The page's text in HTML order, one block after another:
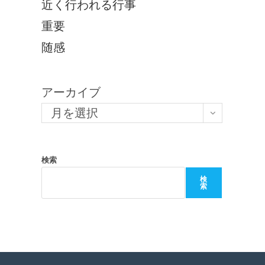
近く行われる行事
重要
随感
アーカイブ
月を選択
検索
検
索